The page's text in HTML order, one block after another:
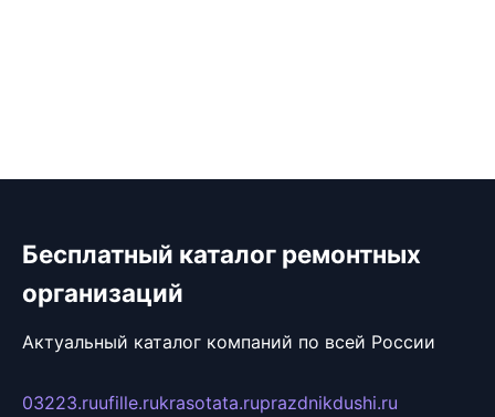
Бесплатный каталог ремонтных
организаций
Актуальный каталог компаний по всей России
03223.ruufille.rukrasotata.ruprazdnikdushi.ru